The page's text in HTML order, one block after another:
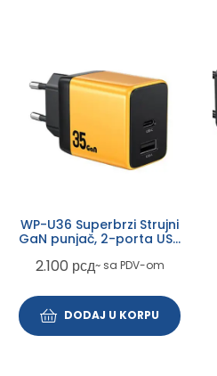
WP-U36 Superbrzi Strujni
GaN punjač, 2-porta USB
2.100 рсд~ sa PDV-om
DODAJ U KORPU